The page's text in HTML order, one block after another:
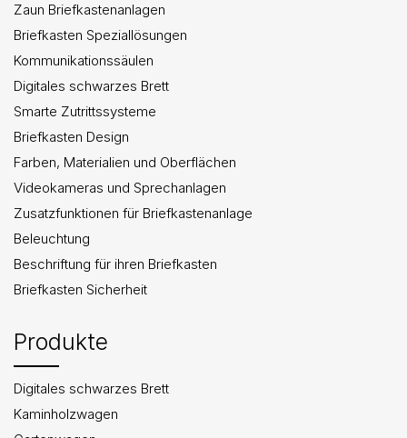
Zaun Briefkastenanlagen
Briefkasten Speziallösungen
Kommunikationssäulen
Digitales schwarzes Brett
Smarte Zutrittssysteme
Briefkasten Design
Farben, Materialien und Oberflächen
Videokameras und Sprechanlagen
Zusatzfunktionen für Briefkastenanlage
Beleuchtung
Beschriftung für ihren Briefkasten
Briefkasten Sicherheit
Produkte
Digitales schwarzes Brett
Kaminholzwagen